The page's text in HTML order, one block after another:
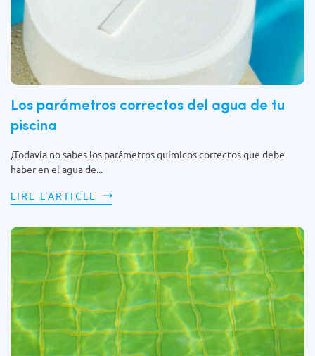
Los parámetros correctos del agua de tu
piscina
¿Todavía no sabes los parámetros químicos correctos que debe
haber en el agua de...
LIRE L'ARTICLE